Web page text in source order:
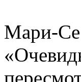
Мари-